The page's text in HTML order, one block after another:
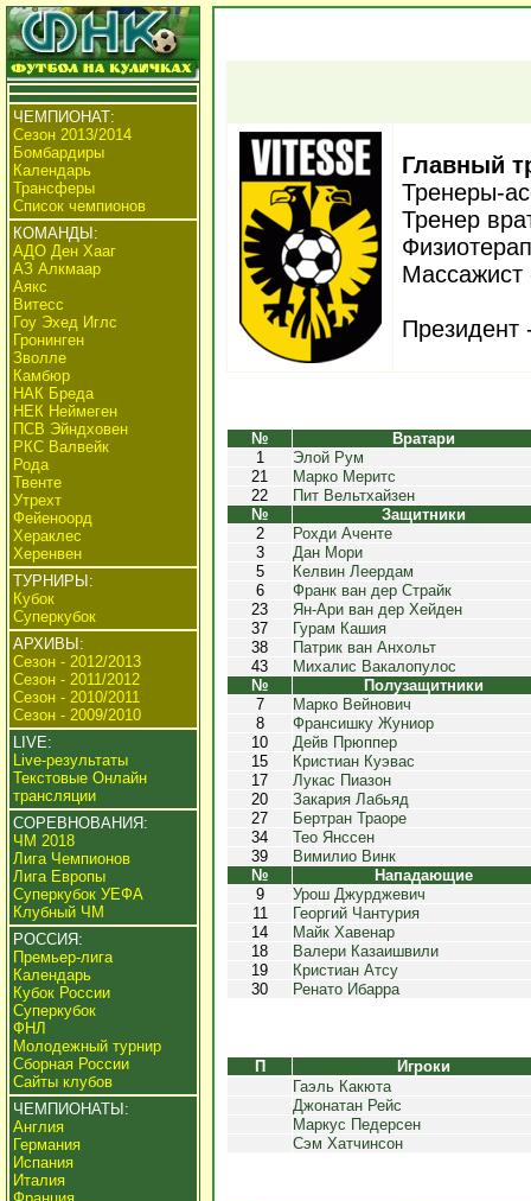
ЧЕМПИОНАТ:
Сезон 2013/2014
Бомбардиры
Календарь
Трансферы
Список чемпионов
КОМАНДЫ:
АДО Ден Хааг
АЗ Алкмаар
Аякс
Витесс
Гоу Эхед Иглс
Гронинген
Зволле
Камбюр
НАК Бреда
НЕК Неймеген
ПСВ Эйндховен
РКС Валвейк
Рода
Твенте
Утрехт
Фейеноорд
Хераклес
Херенвен
ТУРНИРЫ:
Кубок
Суперкубок
АРХИВЫ:
Сезон - 2012/2013
Сезон - 2011/2012
Сезон - 2010/2011
Сезон - 2009/2010
LIVE:
Live-результаты
Текстовые Онлайн
трансляции
СОРЕВНОВАНИЯ:
ЧМ 2018
Лига Чемпионов
Лига Европы
Суперкубок УЕФА
Клубный ЧМ
РОССИЯ:
Премьер-лига
Календарь
Кубок России
Суперкубок
ФНЛ
Молодежный турнир
Сборная России
Сайты клубов
ЧЕМПИОНАТЫ:
Англия
Германия
Испания
Италия
Главный
Тренеры-
Тренер
Президент
№
Вратари
1
Элой Рум
21
Марко Меритс
22
Пит Вельтхайзен
№
Защитники
2
Рохди Аченте
3
Дан Мори
5
Келвин Леердам
6
Франк ван дер Страйк
23
Ян-Ари ван дер Хейден
37
Гурам Кашия
38
Патрик ван Анхольт
43
Михалис Вакалопулос
№
Полузащитники
7
Марко Вейнович
8
Франсишку Жуниор
10
Дейв Прюппер
15
Кристиан Куэвас
17
Лукас Пиазон
20
Закария Лабьяд
27
Бертран Траоре
34
Тео Янссен
39
Вимилио Винк
№
Нападающие
9
Урош Джурджевич
11
Георгий Чантурия
14
Майк Хавенар
18
Валери Казаишвили
19
Кристиан Атсу
30
Ренато Ибарра
П
Игроки
Гаэль Какюта
Джонатан Рейс
Маркус Педерсен
Сэм Хатчинсон